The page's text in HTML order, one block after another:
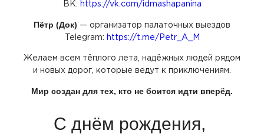
ВК: https://vk.com/idmashapanina
Пётр (Док) — организатор палаточных выездов
Telegram: https://t.me/Petr_A_M
Желаем всем тёплого лета, надёжных людей рядом
и новых дорог, которые ведут к приключениям.
Мир создан для тех, кто не боится идти вперёд.
С днём рождения,